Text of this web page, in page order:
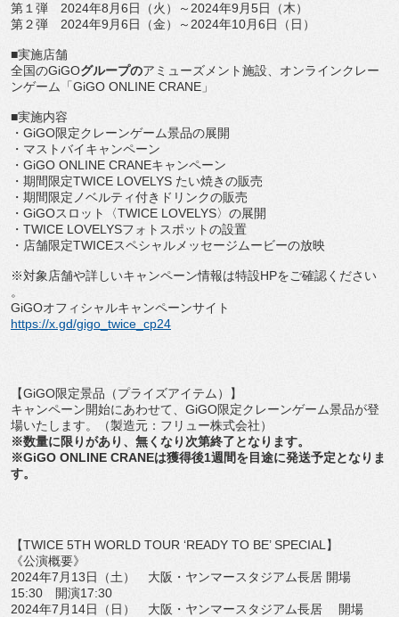
第１弾 2024年8月6日（火）～2024年9月5日（木）
第２弾 2024年9月6日（金）～2024年10月6日（日）
■実施店舗
全国のGiGOグループのアミューズメント施設
オンラインクレー
ンゲーム「GiGO ONLINE CRANE」
■実施内容
・GiGO限定クレーンゲーム景品の展開
・マストバイキャンペーン
・GiGO ONLINE CRANEキャンペーン
・期間限定TWICE LOVELYS たい焼きの販売
・期間限定ノベルティ付きドリンクの販売
・GiGOスロット〈TWICE LOVELYS〉の展開
・TWICE LOVELYSフォトスポットの設置
・店舗限定TWICEスペシャルメッセージムービーの放映
※対象店舗や詳しいキャンペーン情報は特設HPをご確認ください
。
GiGOオフィシャルキャンペーンサイト
https://x.gd/gigo_twice_cp24
【GiGO限定景品（プライズアイテム）】
キャンペーン開始にあわせて、 GiGO限定クレーンゲーム景品が登
場いたします。（製造元： フリュー株式会社）
※数量に限りがあり、無くなり次第終了となります。
※GiGO ONLINE CRANEは獲得後1週間を目途に発送予定となりま
す。
【TWICE 5TH WORLD TOUR ‘READY TO BE’ SPECIAL】
《公演概要》
2024年7月13日（土） 大阪・ヤンマースタジアム長居 開場
15:30 開演17:30
2024年7月14日（日） 大阪・ヤンマースタジアム長居 開場